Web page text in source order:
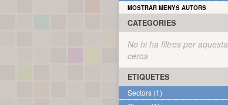
MOSTRAR MENYS AUTORS
CATEGORIES
No hi ha filtres per aquesta
cerca
ETIQUETES
Sectors (1)